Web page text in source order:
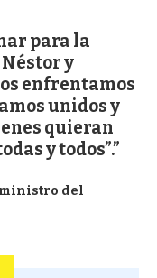
para la
y
enfrentamos
unidos y
quieran
y todos”.
ministro del